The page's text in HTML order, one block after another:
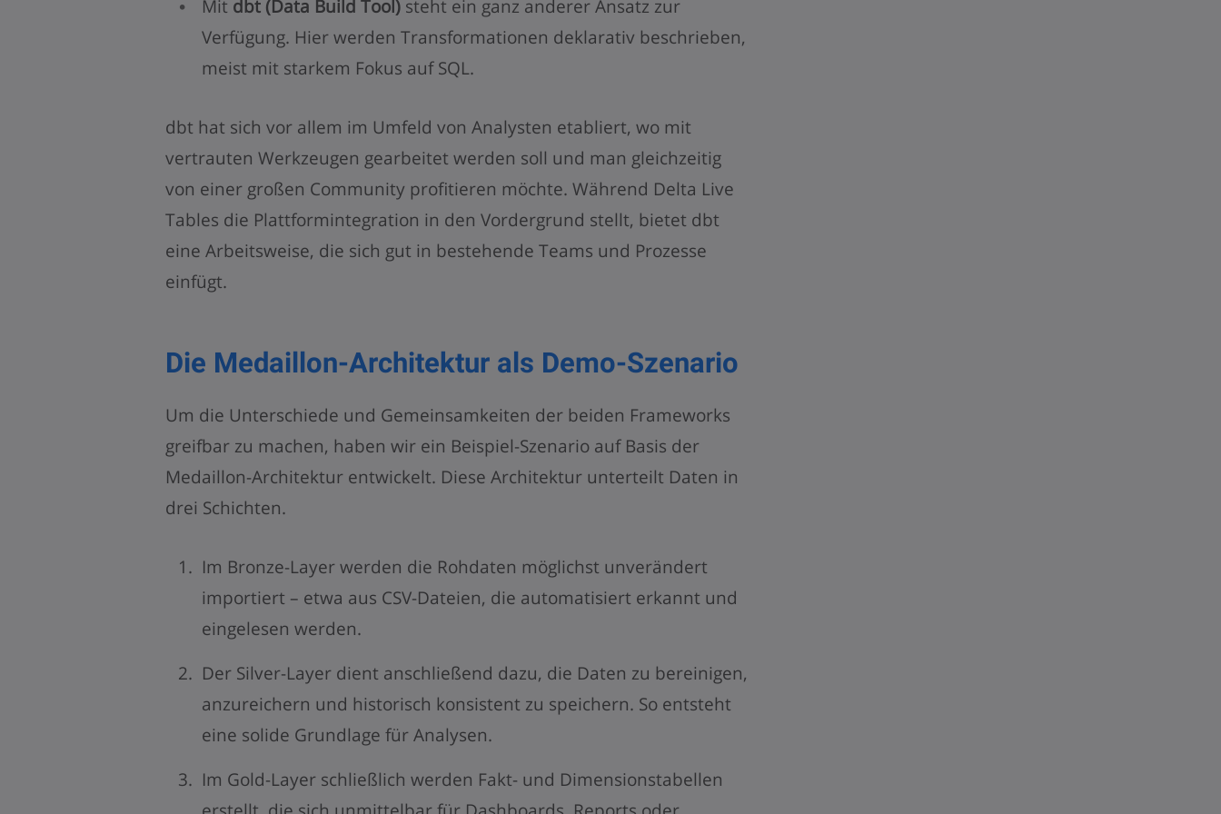
Mit dbt (Data Build Tool)steht ein ganz anderer Ansatz zur
Verfügung. Hier werden Transformationen deklarativ beschrieben,
meist mit starkem Fokus auf SQL.
dbt hat sich vor allem im Umfeld von Analysten etabliert, wo mit
vertrauten Werkzeugen gearbeitet werden soll und man gleichzeitig
von einer großen Community profitieren möchte. Während Delta Live
Tables die Plattformintegration in den Vordergrund stellt, bietet dbt
eine Arbeitsweise, die sich gut in bestehende Teams und Prozesse
einfügt.
Die Medaillon-Architektur als Demo-Szenario
Um die Unterschiede und Gemeinsamkeiten der beiden Frameworks
greifbar zu machen, haben wir ein Beispiel-Szenario auf Basis der
Medaillon-Architektur entwickelt. Diese Architektur unterteilt Daten in
drei Schichten.
Im Bronze-Layer werden die Rohdaten möglichst unverändert
importiert – etwa aus CSV-Dateien, die automatisiert erkannt und
eingelesen werden.
Der Silver-Layer dient anschließend dazu, die Daten zu bereinigen,
anzureichern und historisch konsistent zu speichern. So entsteht
eine solide Grundlage für Analysen.
Im Gold-Layer schließlich werden Fakt- und Dimensionstabellen